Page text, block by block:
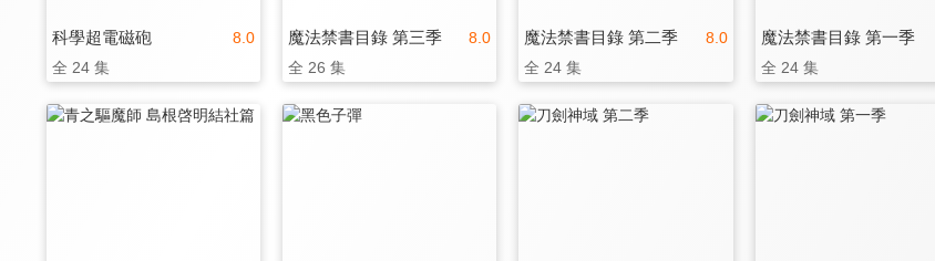
8.0
科學超電磁砲
全 24 集
8.0
魔法禁書目錄 第三季
全 26 集
8.0
魔法禁書目錄 第二季
全 24 集
魔法禁書目錄 第一季
全 24 集